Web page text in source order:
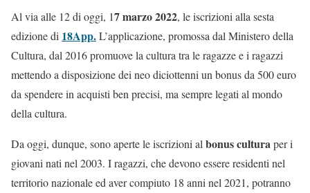
Al via alle 12 di oggi, 17 marzo 2022, le iscrizioni alla sesta
edizione di 18App.L’applicazione, promossa dal Ministero della
Cultura, dal 2016 promuove la cultura tra le ragazze e i ragazzi
mettendo a disposizione dei neo diciottenni un bonus da 500 euro
da spendere in acquisti ben precisi, ma sempre legati al mondo
della cultura.
Da oggi, dunque, sono aperte le iscrizioni albonus culturaper i
giovani nati nel 2003. I ragazzi, che devono essere residenti nel
territorio nazionale ed aver compiuto 18 anni nel 2021, potranno